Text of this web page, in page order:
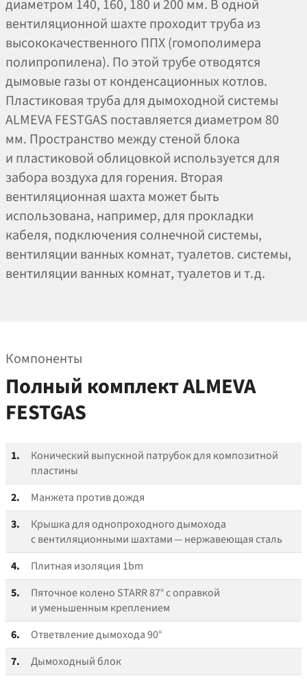
диаметром 140, 160, 180 и 200 мм. В одной
вентиляционной шахте проходит труба из
высококачественного ППХ (гомополимера
полипропилена). По этой трубе отводятся
дымовые газы от конденсационных котлов.
Пластиковая труба для дымоходной системы
ALMEVA FESTGAS поставляется диаметром 80
мм. Пространство между стеной блока
и пластиковой облицовкой используется для
забора воздуха для горения. Вторая
вентиляционная шахта может быть
использована, например, для прокладки
кабеля, подключения солнечной системы,
вентиляции ванных комнат, туалетов. системы,
вентиляции ванных комнат, туалетов и т.д.
Компоненты
Полный комплект ALMEVA
FESTGAS
1.
Конический выпускной патрубок для композитной
пластины
2.
Манжета против дождя
3.
Крышка для однопроходного дымохода
с вентиляционными шахтами — нержавеющая сталь
4.
Плитная изоляция 1bm
5.
Пяточное колено STARR 87° с оправкой
и уменьшенным креплением
6.
Ответвление дымохода 90°
7.
Дымоходный блок